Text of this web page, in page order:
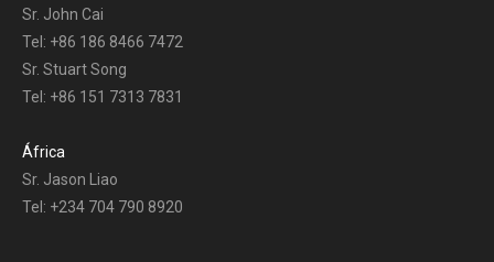
Sr. John Cai
Tel: +86 186 8466 7472
Sr. Stuart Song
Tel: +86 151 7313 7831
África
Sr. Jason Liao
Tel: +234 704 790 8920